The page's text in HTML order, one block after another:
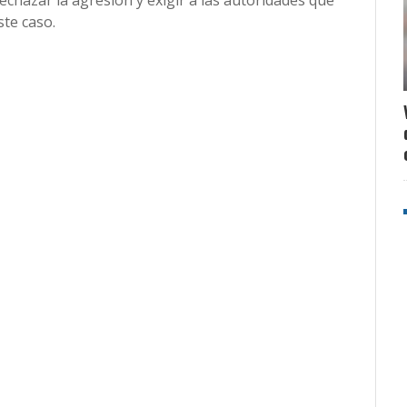
caso.